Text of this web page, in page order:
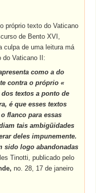
próprio texto do Vaticano
de Bento XVI,
culpa de uma leitura má
do Vaticano II:
como a do
contra o próprio «
textos a ponto de
é que esses textos
flanco para essas
tais ambigüidades
deles impunemente.
sido logo abandonadas
Tinotti, publicado pelo
no. 28, 17 de janeiro